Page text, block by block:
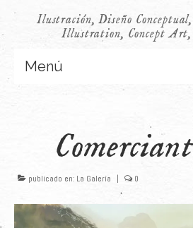
Ilustración, Diseño
Illustration, Concept
Menú
Infantil
Últimos Proyectos
publicado en: La Galería | 0